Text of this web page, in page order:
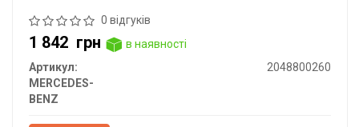
0 відгуків
1 842 грн
в наявності
Артикул:
2048800260
MERCEDES-
BENZ